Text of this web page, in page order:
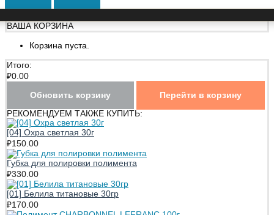
ВАША КОРЗИНА
Корзина пуста.
Итого:
₽0.00
Обновить корзину
Перейти в корзину
РЕКОМЕНДУЕМ ТАКЖЕ КУПИТЬ:
[04] Охра светлая 30г
₽150.00
Губка для полировки полимента
₽330.00
[01] Белила титановые 30гр
₽170.00